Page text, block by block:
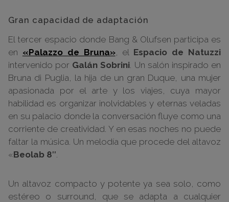
Gran capacidad de adaptación
El tercer espacio donde Bang & Olufsen participa es
en «Palazzo de Bruna», el Espacio de Natuzzi
intervenido por Galán Sobrini . Un salón inspirado en
Bruna di Puglia, la hija de un gran Duque, una mujer
apasionada por el arte y los viajes, cuya mayor
habilidad es organizar inolvidables y eternas veladas
en su palacio donde la conversación fluye como una
corriente de creatividad. Y en esas noches no puede
faltar la música. Un melodía que procede del altavoz
«Beolab 8″
Un altavoz compacto y potente ya sea solo, como
estéreo o surround, que se adapta a cualquier